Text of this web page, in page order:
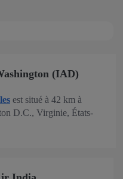
(IAD)
est situé à 42 km à
D.C., Virginie, États-